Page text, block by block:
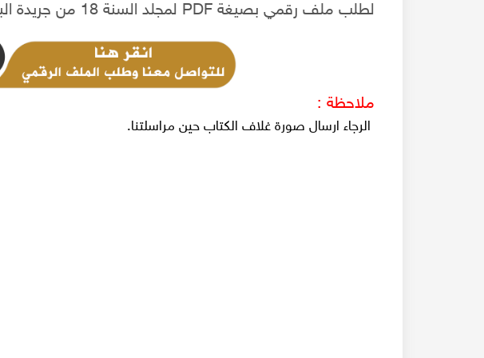
لطلب ملف رقمي بصيغة PDF لمجلد السنة 18 من جريدة البشير البيروتية عام 1887 م
ملاحظة :
الرجاء ارسال صورة غلاف الكتاب حين مراسلتنا.